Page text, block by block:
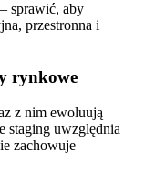
sprawić, aby
przestronna i
rynkowe
z nim ewoluują
staging uwzględnia
zachowuje